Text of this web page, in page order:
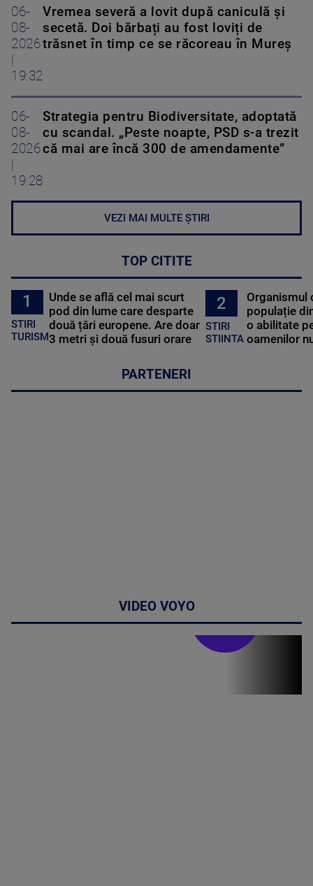
06-
08-
2026
19:32
Vremea severă a lovit după caniculă și
secetă. Doi bărbați au fost loviți de
trăsnet în timp ce se răcoreau în Mureș
06-
08-
2026
19:28
Strategia pentru Biodiversitate, adoptată
cu scandal. „Peste noapte, PSD s-a trezit
că mai are încă 300 de amendamente”
VEZI MAI MULTE ȘTIRI
TOP CITITE
1
STIRI
TURISM
Unde se află cel mai scurt
pod din lume care desparte
două țări europene. Are doar
3 metri și două fusuri orare
2
STIRI
STIINTA
Organismul
populație
o abilitate
oamenilor
PARTENERI
VIDEO VOYO